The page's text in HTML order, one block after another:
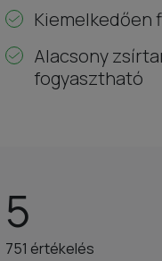
Kiemelkedően
Alacsony
fogyasztható
5
751 értékelés